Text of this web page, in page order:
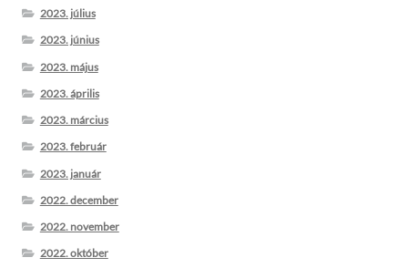
2023. július
2023. június
2023. május
2023. április
2023. március
2023. február
2023. január
2022. december
2022. november
2022. október